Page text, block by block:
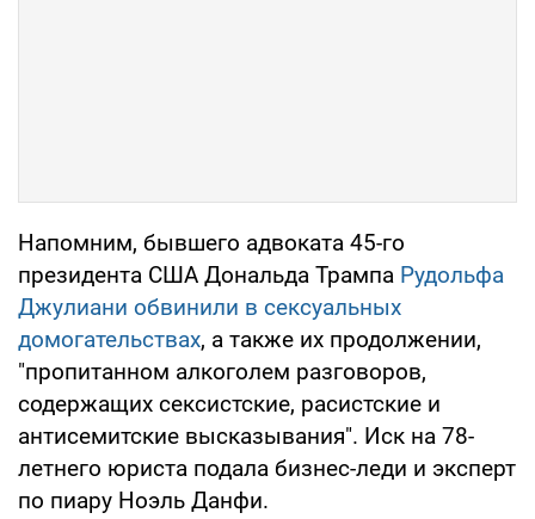
Напомним, бывшего адвоката 45-го
президента США Дональда Трампа Рудольфа
Джулиани обвинили в сексуальных
домогательствах, а также их продолжении,
"пропитанном алкоголем разговоров,
содержащих сексистские, расистские и
антисемитские высказывания". Иск на 78-
летнего юриста подала бизнес-леди и эксперт
по пиару Ноэль Данфи.